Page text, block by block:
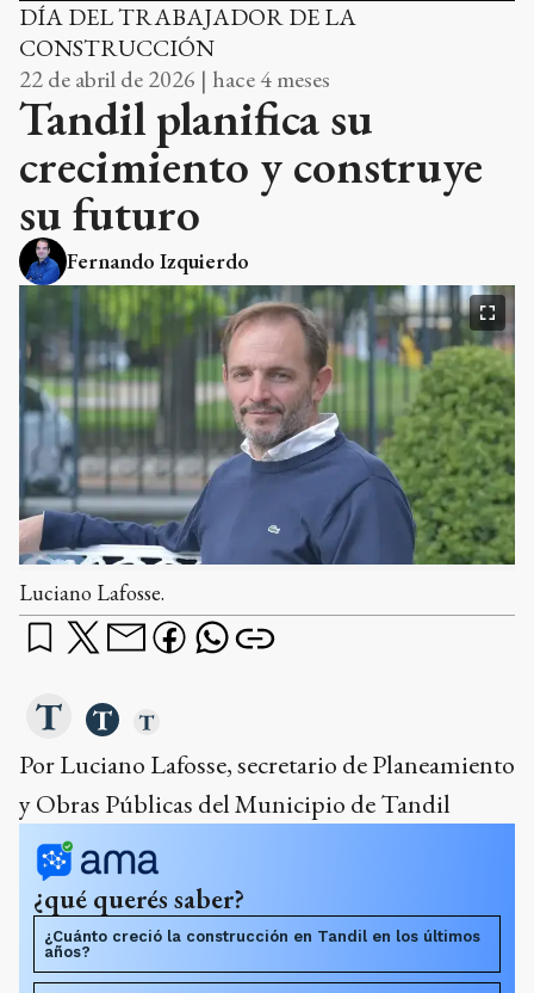
DÍA DEL TRABAJADOR DE LA
CONSTRUCCIÓN
22 de abril de 2026 | hace 4 meses
Tandil planifica su
crecimiento y construye
su futuro
Fernando Izquierdo
Luciano Lafosse.
Por Luciano Lafosse, secretario de Planeamiento
y Obras Públicas del Municipio de Tandil
¿qué querés saber?
¿Cuánto creció la construcción en Tandil en los últimos
años?